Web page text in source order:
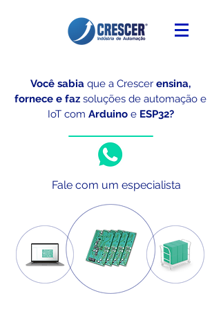
Você sabia que a Crescer ensina,
fornece e faz soluções de automação e
IoT com Arduino e ESP32?
Fale com um especialista